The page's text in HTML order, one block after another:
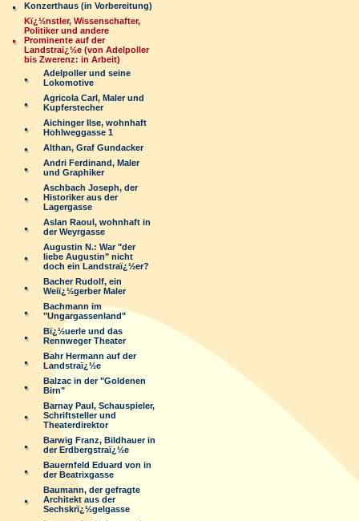
Konzerthaus (in Vorbereitung)
Kï¿½nstler, Wissenschafter,
Politiker und andere
Prominente auf der
Landstraï¿½e (von Adelpoller
bis Zwerenz: in Arbeit)
Adelpoller und seine
Lokomotive
Agricola Carl, Maler und
Kupferstecher
Aichinger Ilse, wohnhaft
Hohlweggasse 1
Althan, Graf Gundacker
Andri Ferdinand, Maler
und Graphiker
Aschbach Joseph, der
Historiker aus der
Lagergasse
Aslan Raoul, wohnhaft in
der Weyrgasse
Augustin N.: War "der
liebe Augustin" nicht
doch ein Landstraï¿½er?
Bacher Rudolf, ein
Weiï¿½gerber Maler
Bachmann im
"Ungargassenland"
Bï¿½uerle und das
Rennweger Theater
Bahr Hermann auf der
Landstraï¿½e
Balzac in der "Goldenen
Birn"
Barnay Paul, Schauspieler,
Schriftsteller und
Theaterdirektor
Barwig Franz, Bildhauer in
der Erdbergstraï¿½e
Bauernfeld Eduard von in
der Beatrixgasse
Baumann, der gefragte
Architekt aus der
Sechskrï¿½gelgasse